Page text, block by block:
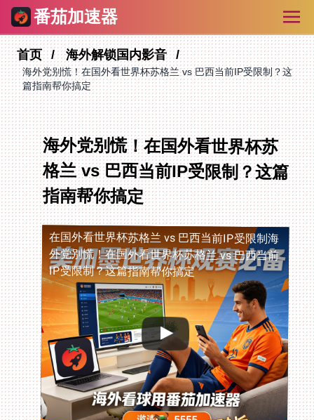
番茄加速器
首页 海外解锁国内影音
海外党别慌！在国外看世界杯苏格兰 vs 巴西当前IP受限制？这
篇指南帮你搞定
海外党别慌！在国外看世界杯苏
格兰 vs 巴西当前IP受限制？这篇
指南帮你搞定
在国外看世界杯苏格兰 vs 巴西当前IP受限制海
外党别慌！在国外看世界杯苏格兰 vs 巴西当前
IP受限制？这篇指南帮你搞定